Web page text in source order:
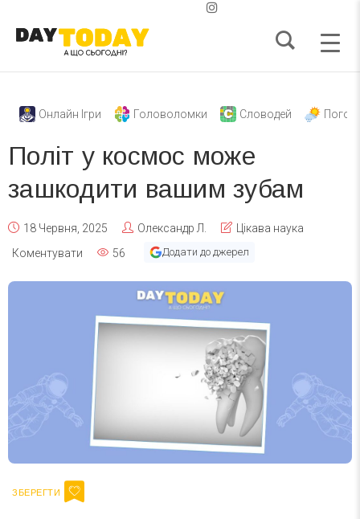
Онлайн Ігри Головоломки Словодей
Політ у космос може
зашкодити вашим зубам
18 Червня, 2025 Олександр Л.
Цікава наука
Коментувати
56 Додати до джерел